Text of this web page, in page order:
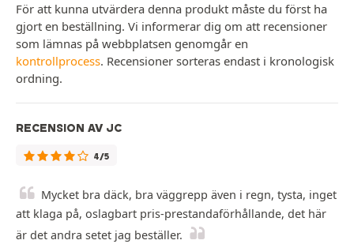
För att kunna utvärdera denna produkt måste du först ha
gjort en beställning. Vi informerar dig om att recensioner
som lämnas på webbplatsen genomgår en
kontrollprocess. Recensioner sorteras endast i kronologisk
ordning.
RECENSION AV JC
4/5
Mycket bra däck, bra väggrepp även i regn, tysta, inget
att klaga på, oslagbart pris-prestandaförhållande, det här
är det andra setet jag beställer.